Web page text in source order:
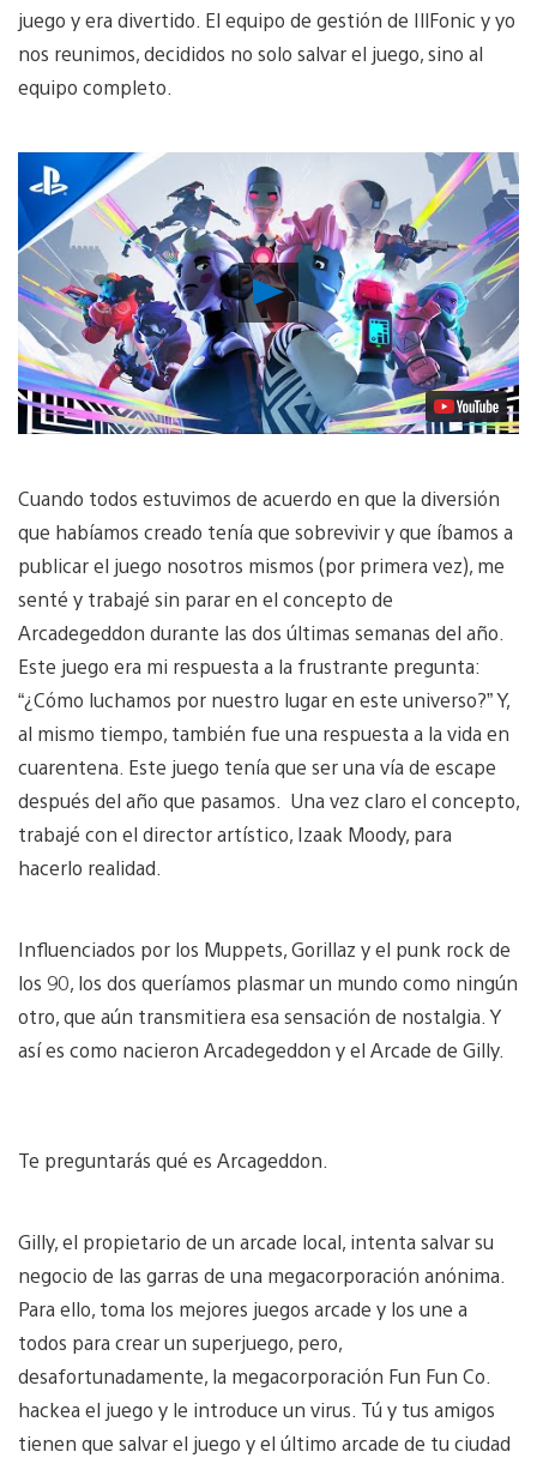
juego y era divertido. El equipo de gestión de IllFonic y yo
nos reunimos, decididos no solo salvar el juego, sino al
equipo completo.
Reproducir
Video
Cuando todos estuvimos de acuerdo en que la diversión
que habíamos creado tenía que sobrevivir y que íbamos a
publicar el juego nosotros mismos (por primera vez), me
senté y trabajé sin parar en el concepto de
Arcadegeddon durante las dos últimas semanas del año.
Este juego era mi respuesta a la frustrante pregunta:
“¿Cómo luchamos por nuestro lugar en este universo?” Y,
al mismo tiempo, también fue una respuesta a la vida en
cuarentena. Este juego tenía que ser una vía de escape
después del año que pasamos. Una vez claro el concepto,
trabajé con el director artístico, Izaak Moody, para
hacerlo realidad.
Influenciados por los Muppets, Gorillaz y el punk rock de
los 90, los dos queríamos plasmar un mundo como ningún
otro, que aún transmitiera esa sensación de nostalgia. Y
así es como nacieron Arcadegeddon y el Arcade de Gilly.
Te preguntarás qué es Arcageddon.
Gilly, el propietario de un arcade local, intenta salvar su
negocio de las garras de una megacorporación anónima.
Para ello, toma los mejores juegos arcade y los une a
todos para crear un superjuego, pero,
desafortunadamente, la megacorporación Fun Fun Co.
hackea el juego y le introduce un virus. Tú y tus amigos
tienen que salvar el juego y el último arcade de tu ciudad